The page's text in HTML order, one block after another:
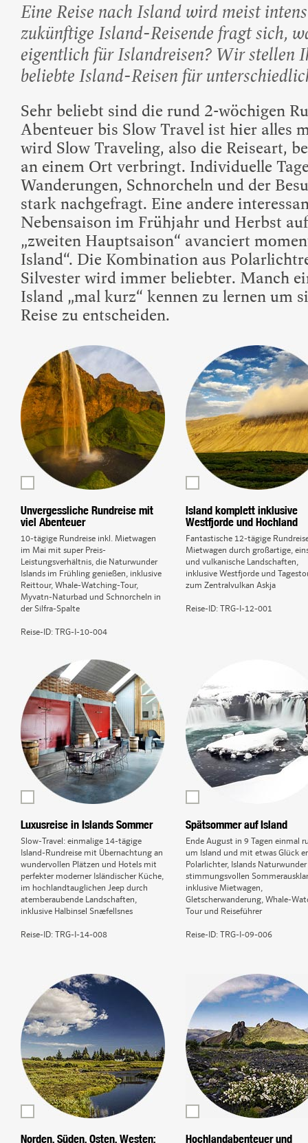
Camping auf Island
Island Urlaub
Eine Reise nach Island wird meist
zukünftige Island-Reisende fragt sich,
eigentlich für Islandreisen? Wir stellen
beliebte Island-Reisen für
Sehr beliebt sind die rund 2-wöchigen
Abenteuer bis Slow Travel ist hier alles
wird Slow Traveling, also die Reiseart,
an einem Ort verbringt. Individuelle
Wanderungen, Schnorcheln und der
stark nachgefragt. Eine andere
Nebensaison im Frühjahr und Herbst
„zweiten Hauptsaison“ avanciert
Island“. Die Kombination aus
Silvester wird immer beliebter. Manch
Island „mal kurz“ kennen zu lernen um
Reise zu entscheiden.
Unvergessliche Rundreise mit
viel Abenteuer
10-tägige Rundreise inkl. Mietwagen
im Mai mit super Preis-
Leistungsverhältnis, die Naturwunder
Islands im Frühling genießen, inklusive
Reittour, Whale-Watching-Tour,
Myvatn-Naturbad und Schnorcheln in
der Silfra-Spalte
Reise-ID: TRG-I-10-004
Island komplett inklusive
Westfjorde und Hochland
Fantastische 12-tägige
Mietwagen durch großartige,
und vulkanische Landschaften,
inklusive Westfjorde und
zum Zentralvulkan Askja
Reise-ID: TRG-I-12-001
Luxusreise in Islands Sommer
Slow-Travel: einmalige 14-tägige
Island-Rundreise mit Übernachtung an
wundervollen Plätzen und Hotels mit
perfekter moderner Isländischer Küche,
im hochlandtauglichen Jeep durch
atemberaubende Landschaften,
inklusive Halbinsel Snæfellsnes
Reise-ID: TRG-I-14-008
Spätsommer auf Island
Ende August in 9 Tagen einmal
um Island und mit etwas Glück
Polarlichter, Islands
stimmungsvollen
inklusive Mietwagen,
Gletscherwanderung, Whale-
Tour und Reiseführer
Reise-ID: TRG-I-09-006
Norden, Süden, Osten, Westen: Hochlandabenteuer und